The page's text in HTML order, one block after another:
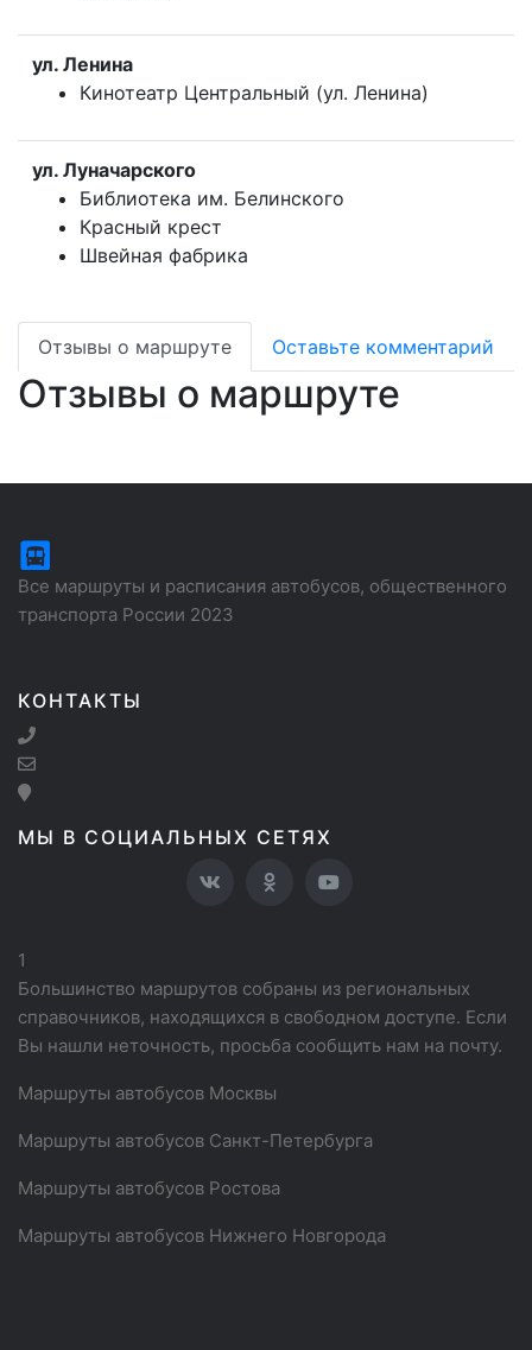
ул. Ленина
Кинотеатр Центральный (ул. Ленина)
ул. Луначарского
Библиотека им. Белинского
Красный крест
Швейная фабрика
Отзывы о маршруте Оставьте комментарий
Отзывы о маршруте
Все маршруты и расписания автобусов, общественного
транспорта России 2023
КОНТАКТЫ
МЫ В СОЦИАЛЬНЫХ СЕТЯХ
1
Большинство маршрутов собраны из региональных
справочников, находящихся в свободном доступе. Если
Вы нашли неточность, просьба сообщить нам на почту.
Маршруты автобусов Москвы
Маршруты автобусов Санкт-Петербурга
Маршруты автобусов Ростова
Маршруты автобусов Нижнего Новгорода